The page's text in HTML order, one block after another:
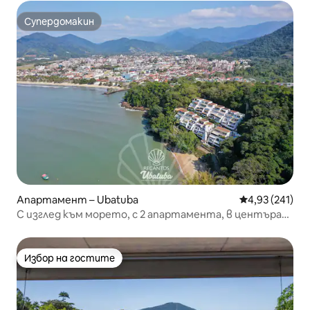
Супердомакин
Супердомакин
Апартамент – Ubatuba Средна
4,93 (241)
С изглед към морето, с 2 апартамента, в центъра
Избор на гостите
Избор на гостите